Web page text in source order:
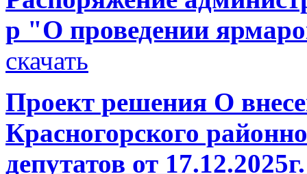
р "О проведении
скачать
Проект решения О
Красногорского
депутатов от